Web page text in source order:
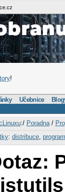
!
Učebnice
:/ Poradna/
: distribuce,